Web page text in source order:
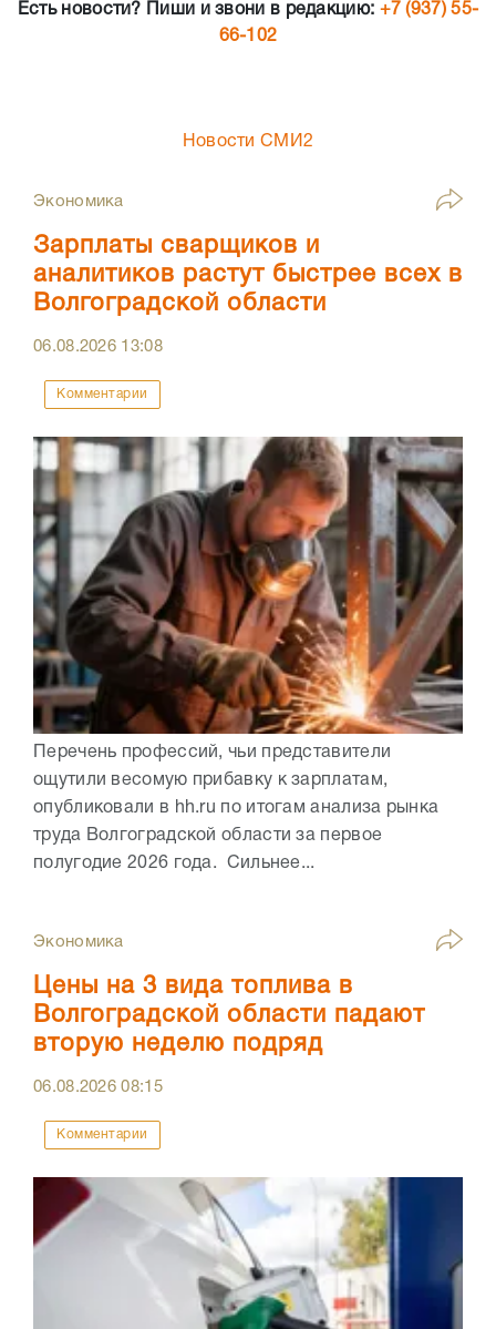
Есть новости? Пиши и звони в редакцию: +7 (937) 55-
66-102
Новости СМИ2
Экономика
Зарплаты сварщиков и
аналитиков растут быстрее всех в
Волгоградской области
06.08.2026 13:08
Комментарии
Перечень профессий, чьи представители
ощутили весомую прибавку к зарплатам,
опубликовали в hh.ru по итогам анализа рынка
труда Волгоградской области за первое
полугодие 2026 года. Сильнее...
Экономика
Цены на 3 вида топлива в
Волгоградской области падают
вторую неделю подряд
06.08.202608:15
Комментарии